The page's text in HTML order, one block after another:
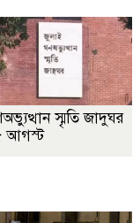
স্মৃতি জাদুঘর
আগস্ট